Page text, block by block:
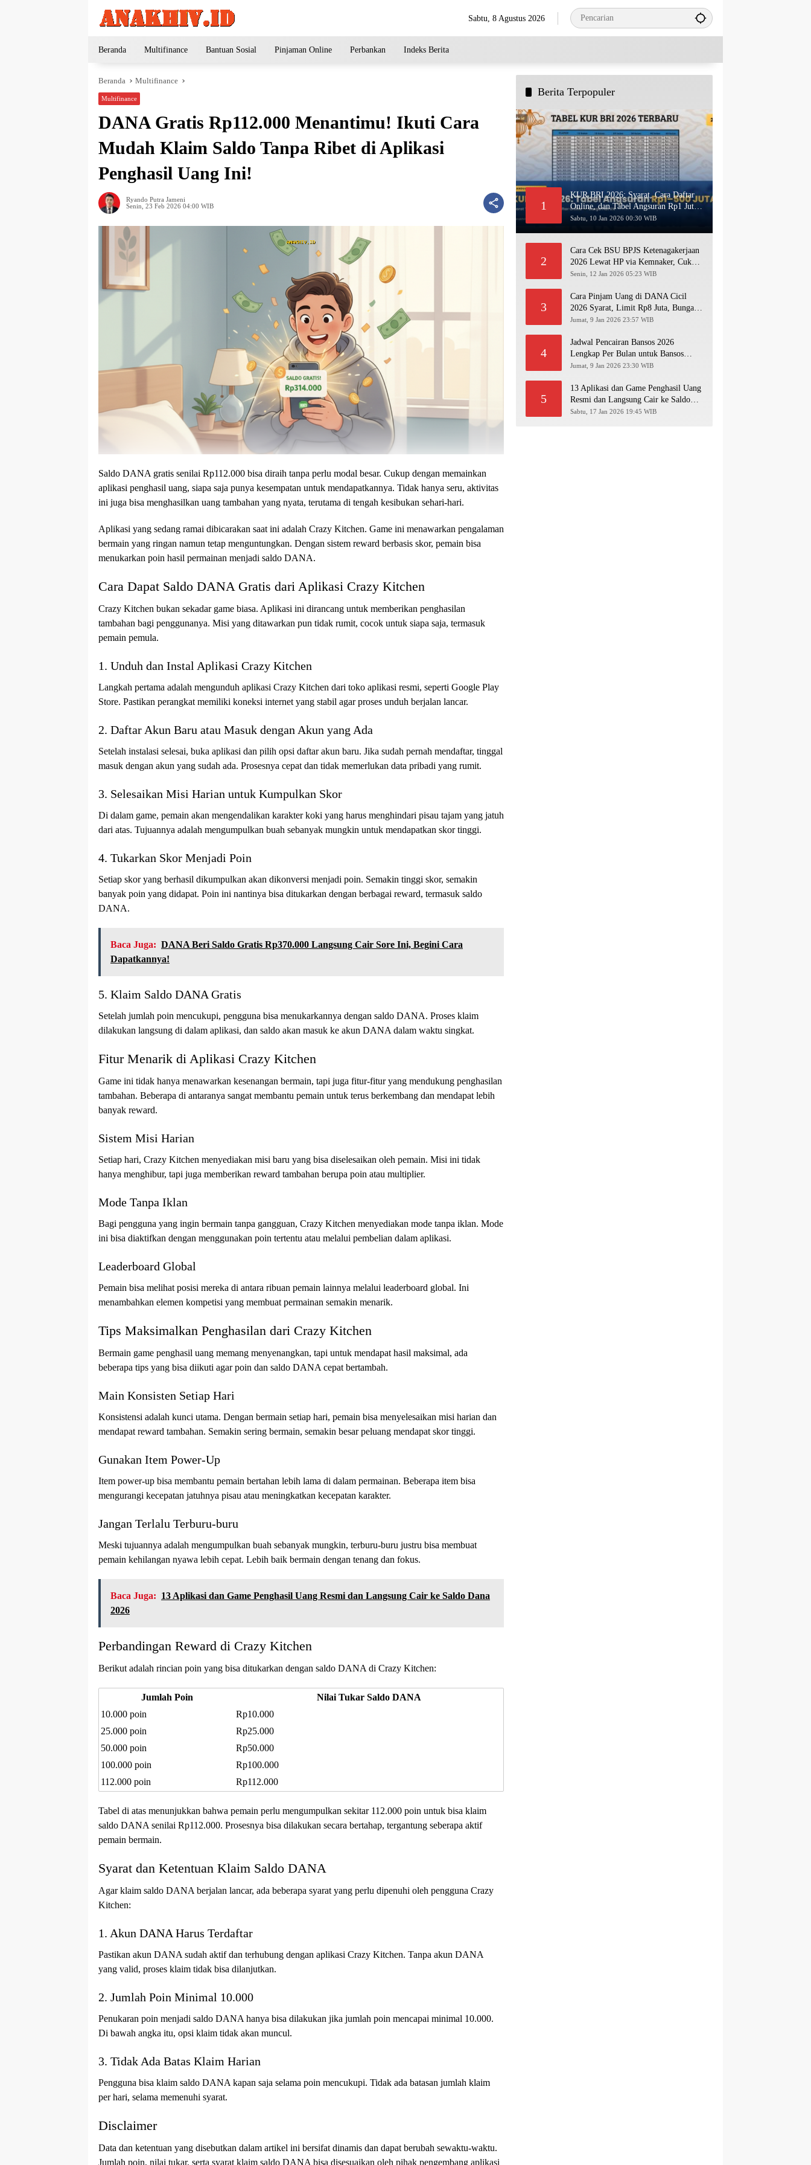
Sabtu, 8 Agustus 2026
Beranda Multifinance Bantuan Sosial Pinjaman Online Perbankan Indeks Berita
Beranda Multifinance
Multifinance
DANA Gratis Rp112.000 Menantimu! Ikuti Cara
Mudah Klaim Saldo Tanpa Ribet di Aplikasi
Penghasil Uang Ini!
Ryando Putra Jameni
Senin, 23 Feb 2026 04:00 WIB
Saldo DANA gratis senilai Rp112.000 bisa diraih tanpa perlu modal besar. Cukup dengan memainkan
aplikasi penghasil uang, siapa saja punya kesempatan untuk mendapatkannya. Tidak hanya seru, aktivitas
ini juga bisa menghasilkan uang tambahan yang nyata, terutama di tengah kesibukan sehari-hari.
Aplikasi yang sedang ramai dibicarakan saat ini adalah Crazy Kitchen. Game ini menawarkan pengalaman
bermain yang ringan namun tetap menguntungkan. Dengan sistem reward berbasis skor, pemain bisa
menukarkan poin hasil permainan menjadi saldo DANA.
Cara Dapat Saldo DANA Gratis dari Aplikasi Crazy Kitchen
Crazy Kitchen bukan sekadar game biasa. Aplikasi ini dirancang untuk memberikan penghasilan
tambahan bagi penggunanya. Misi yang ditawarkan pun tidak rumit, cocok untuk siapa saja, termasuk
pemain pemula.
1. Unduh dan Instal Aplikasi Crazy Kitchen
Langkah pertama adalah mengunduh aplikasi Crazy Kitchen dari toko aplikasi resmi, seperti Google Play
Store. Pastikan perangkat memiliki koneksi internet yang stabil agar proses unduh berjalan lancar.
2. Daftar Akun Baru atau Masuk dengan Akun yang Ada
Setelah instalasi selesai, buka aplikasi dan pilih opsi daftar akun baru. Jika sudah pernah mendaftar, tinggal
masuk dengan akun yang sudah ada. Prosesnya cepat dan tidak memerlukan data pribadi yang rumit.
3. Selesaikan Misi Harian untuk Kumpulkan Skor
Di dalam game, pemain akan mengendalikan karakter koki yang harus menghindari pisau tajam yang jatuh
dari atas. Tujuannya adalah mengumpulkan buah sebanyak mungkin untuk mendapatkan skor tinggi.
4. Tukarkan Skor Menjadi Poin
Setiap skor yang berhasil dikumpulkan akan dikonversi menjadi poin. Semakin tinggi skor, semakin
banyak poin yang didapat. Poin ini nantinya bisa ditukarkan dengan berbagai reward, termasuk saldo
DANA.
Baca Juga: DANA Beri Saldo Gratis Rp370.000 Langsung Cair Sore Ini, Begini Cara
Dapatkannya!
5. Klaim Saldo DANA Gratis
Setelah jumlah poin mencukupi, pengguna bisa menukarkannya dengan saldo DANA. Proses klaim
dilakukan langsung di dalam aplikasi, dan saldo akan masuk ke akun DANA dalam waktu singkat.
Fitur Menarik di Aplikasi Crazy Kitchen
Game ini tidak hanya menawarkan kesenangan bermain, tapi juga fitur-fitur yang mendukung penghasilan
tambahan. Beberapa di antaranya sangat membantu pemain untuk terus berkembang dan mendapat lebih
banyak reward.
Sistem Misi Harian
Setiap hari, Crazy Kitchen menyediakan misi baru yang bisa diselesaikan oleh pemain. Misi ini tidak
hanya menghibur, tapi juga memberikan reward tambahan berupa poin atau multiplier.
Mode Tanpa Iklan
Bagi pengguna yang ingin bermain tanpa gangguan, Crazy Kitchen menyediakan mode tanpa iklan. Mode
ini bisa diaktifkan dengan menggunakan poin tertentu atau melalui pembelian dalam aplikasi.
Leaderboard Global
Pemain bisa melihat posisi mereka di antara ribuan pemain lainnya melalui leaderboard global. Ini
menambahkan elemen kompetisi yang membuat permainan semakin menarik.
Tips Maksimalkan Penghasilan dari Crazy Kitchen
Bermain game penghasil uang memang menyenangkan, tapi untuk mendapat hasil maksimal, ada
beberapa tips yang bisa diikuti agar poin dan saldo DANA cepat bertambah.
Main Konsisten Setiap Hari
Konsistensi adalah kunci utama. Dengan bermain setiap hari, pemain bisa menyelesaikan misi harian dan
mendapat reward tambahan. Semakin sering bermain, semakin besar peluang mendapat skor tinggi.
Gunakan Item Power-Up
Item power-up bisa membantu pemain bertahan lebih lama di dalam permainan. Beberapa item bisa
mengurangi kecepatan jatuhnya pisau atau meningkatkan kecepatan karakter.
Jangan Terlalu Terburu-buru
Meski tujuannya adalah mengumpulkan buah sebanyak mungkin, terburu-buru justru bisa membuat
pemain kehilangan nyawa lebih cepat. Lebih baik bermain dengan tenang dan fokus.
Baca Juga: 13 Aplikasi dan Game Penghasil Uang Resmi dan Langsung Cair ke Saldo Dana
2026
Perbandingan Reward di Crazy Kitchen
Berikut adalah rincian poin yang bisa ditukarkan dengan saldo DANA di Crazy Kitchen:
Jumlah Poin
Nilai Tukar Saldo DANA
10.000 poin
Rp10.000
25.000 poin
Rp25.000
50.000 poin
Rp50.000
100.000 poin
Rp100.000
112.000 poin
Rp112.000
Tabel di atas menunjukkan bahwa pemain perlu mengumpulkan sekitar 112.000 poin untuk bisa klaim
saldo DANA senilai Rp112.000. Prosesnya bisa dilakukan secara bertahap, tergantung seberapa aktif
pemain bermain.
Syarat dan Ketentuan Klaim Saldo DANA
Agar klaim saldo DANA berjalan lancar, ada beberapa syarat yang perlu dipenuhi oleh pengguna Crazy
Kitchen:
1. Akun DANA Harus Terdaftar
Pastikan akun DANA sudah aktif dan terhubung dengan aplikasi Crazy Kitchen. Tanpa akun DANA
yang valid, proses klaim tidak bisa dilanjutkan.
2. Jumlah Poin Minimal 10.000
Penukaran poin menjadi saldo DANA hanya bisa dilakukan jika jumlah poin mencapai minimal 10.000.
Di bawah angka itu, opsi klaim tidak akan muncul.
3. Tidak Ada Batas Klaim Harian
Pengguna bisa klaim saldo DANA kapan saja selama poin mencukupi. Tidak ada batasan jumlah klaim
per hari, selama memenuhi syarat.
Disclaimer
Data dan ketentuan yang disebutkan dalam artikel ini bersifat dinamis dan dapat berubah sewaktu-waktu.
Jumlah poin, nilai tukar, serta syarat klaim saldo DANA bisa disesuaikan oleh pihak pengembang aplikasi
Berita Terpopuler
1
KUR BRI 2026: Syarat, Cara Daftar
Online, dan Tabel Angsuran Rp1 Juta–
500 Juta Terbaru
Sabtu, 10 Jan 2026 00:30 WIB
2
Cara Cek BSU BPJS Ketenagakerjaan
2026 Lewat HP via Kemnaker, Cukup
Pakai NIK KTP!
Senin, 12 Jan 2026 05:23 WIB
3
Cara Pinjam Uang di DANA Cicil
2026 Syarat, Limit Rp8 Juta, Bunga &
Langkah Pengajuan Lengkap
Jumat, 9 Jan 2026 23:57 WIB
4
Jadwal Pencairan Bansos 2026
Lengkap Per Bulan untuk Bansos
PKH, BPNT, PIP, BLT Kesra
Jumat, 9 Jan 2026 23:30 WIB
5
13 Aplikasi dan Game Penghasil Uang
Resmi dan Langsung Cair ke Saldo
Dana 2026
Sabtu, 17 Jan 2026 19:45 WIB